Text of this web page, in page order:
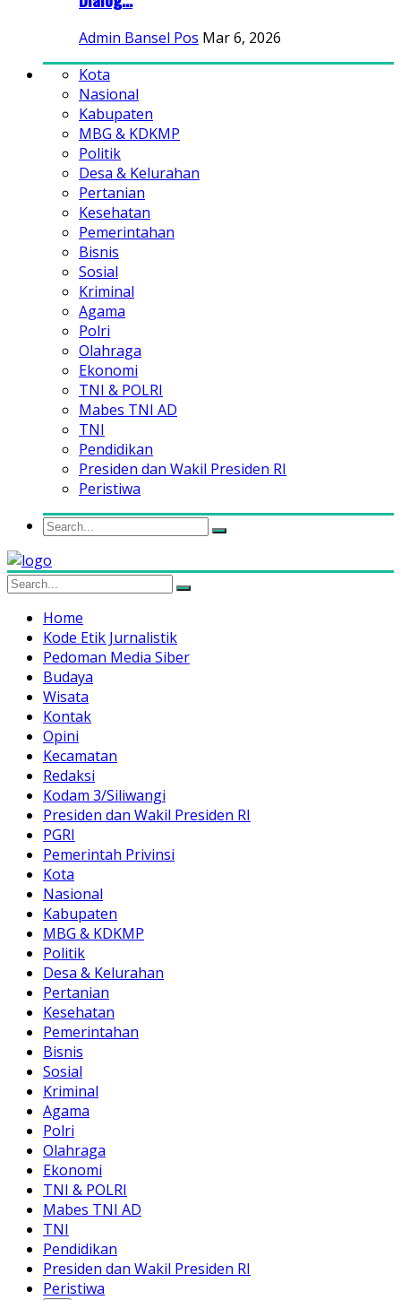
Admin Bansel Pos Mar 6, 2026
Kota
Nasional
Kabupaten
MBG & KDKMP
Politik
Desa & Kelurahan
Pertanian
Kesehatan
Pemerintahan
Bisnis
Sosial
Kriminal
Agama
Polri
Olahraga
Ekonomi
TNI & POLRI
Mabes TNI AD
TNI
Pendidikan
Presiden dan Wakil Presiden RI
Peristiwa
Home
Kode Etik Jurnalistik
Pedoman Media Siber
Budaya
Wisata
Kontak
Opini
Kecamatan
Redaksi
Kodam 3/Siliwangi
Presiden dan Wakil Presiden RI
PGRI
Pemerintah Privinsi
Kota
Nasional
Kabupaten
MBG & KDKMP
Politik
Desa & Kelurahan
Pertanian
Kesehatan
Pemerintahan
Bisnis
Sosial
Kriminal
Agama
Polri
Olahraga
Ekonomi
TNI & POLRI
Mabes TNI AD
TNI
Pendidikan
Presiden dan Wakil Presiden RI
Peristiwa